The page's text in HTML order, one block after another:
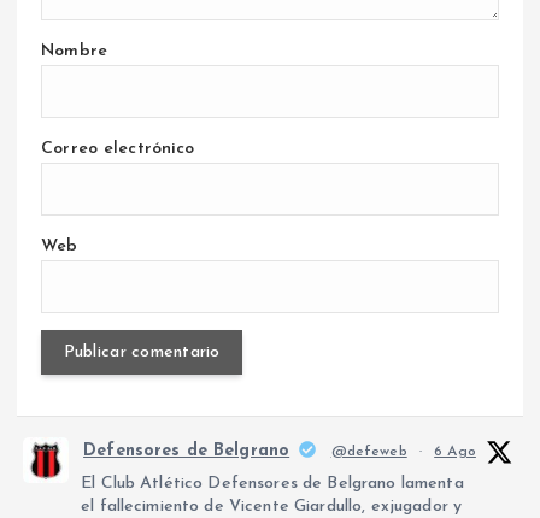
Nombre
Correo electrónico
Web
Defensores de Belgrano @defeweb · 6 Ago
El Club Atlético Defensores de Belgrano lamenta
el fallecimiento de Vicente Giardullo, exjugador y